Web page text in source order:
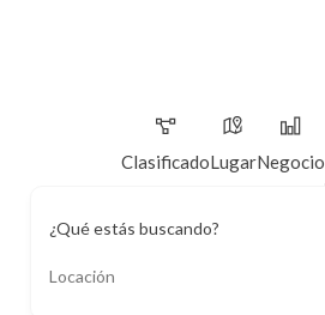
ClasificadoLugarNegocio
¿Qué estás buscando?